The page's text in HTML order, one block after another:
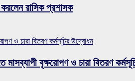
করলেন রাসিক প্রশাসক
ও চারা বিতরণ কর্মসূচির উদ্বোধন
মাসব্যাপী বৃক্ষরোপণ ও চারা বিতরণ